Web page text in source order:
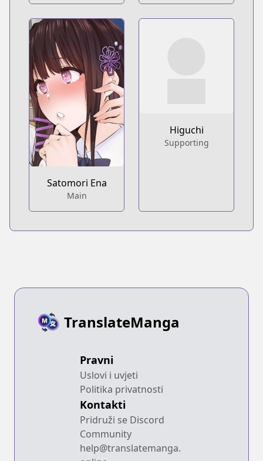
Satomori Ena
Main
Higuchi
Supporting
TranslateManga
Pravni
Uslovi i uvjeti
Politika privatnosti
Kontakti
Pridruži se Discord
Community
help@translatemanga.